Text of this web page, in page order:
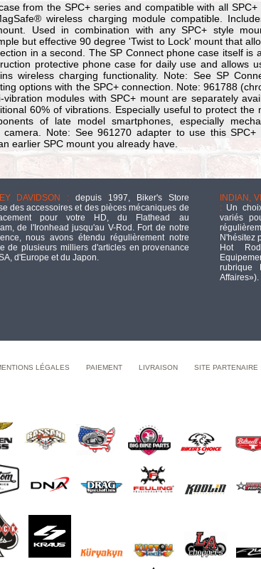
from the SPC+ series and compatible with all SPC+
wireless charging module compatible.
Used in combination with any SPC+ style
but effective 90 degree 'Twist to Lock' mount that
in a second. The SP Connect phone case itself is
protective phone case for daily use and allows
wireless charging functionality. Note: See SP
options with the SPC+ connection. Note: 961788
modules with SPC+ mount are separately
60% of vibrations. Especially useful to protect the
of late model smartphones, especially
camera. Note: See 961270 adapter to use this SPC+
earlier SPC mount you already have.
DAVIDSON : depuis 1997, Biker's Store
des accessoires et des pièces mécaniques de
pour votre HD, du Flathead au
de l'Ironhead jusqu'au V-Rod. Fort de notre
nous avons étendu régulièrement notre
de plusieurs milliers d'articles en provenance
d'Europe et du Japon.
INDIAN,
:Un
variés
N'hésitez
Hot
rubrique
Affaires»).
LÉGALES PAIEMENT LIVRAISON SITE PARTENAIRE